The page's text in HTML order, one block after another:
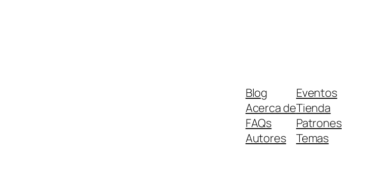
Blog
Acerca de
FAQs
Autores
Eventos
Tienda
Patrones
Temas